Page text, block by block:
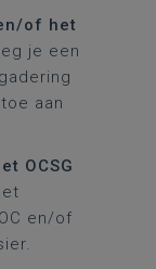
of het
je een
aan
OCSG
en/of